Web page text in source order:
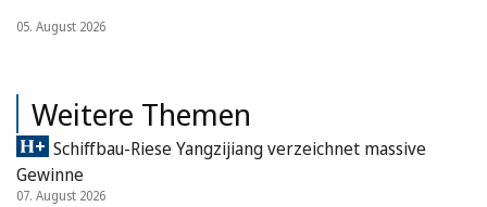
05. August 2026
Weitere Themen
Schiffbau-Riese Yangzijiang verzeichnet massive
Gewinne
07. August 2026